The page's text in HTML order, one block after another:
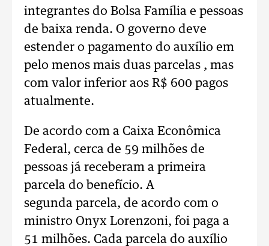
integrantes do Bolsa Família e pessoas
de baixa renda. O governo deve
estender o pagamento do auxílio em
pelo menos mais duas parcelas , mas
com valor inferior aos R$ 600 pagos
atualmente.
De acordo com a Caixa Econômica
Federal, cerca de 59 milhões de
pessoas já receberam a primeira
parcela do benefício. A
segunda parcela, de acordo com o
ministro Onyx Lorenzoni, foi paga a
51 milhões. Cada parcela do auxílio